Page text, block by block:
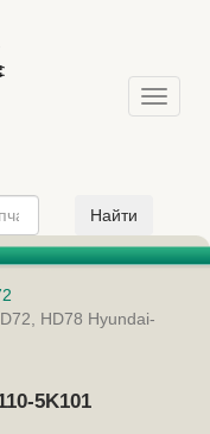
Меню
HD78 Hyundai-
5K101